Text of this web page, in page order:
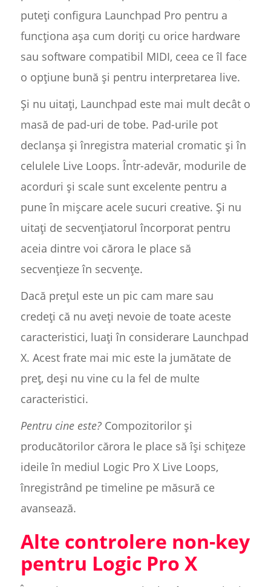
puteți configura Launchpad Pro pentru a
funcționa așa cum doriți cu orice hardware
sau software compatibil MIDI, ceea ce îl face
o opțiune bună și pentru interpretarea live.
Și nu uitați, Launchpad este mai mult decât o
masă de pad-uri de tobe. Pad-urile pot
declanșa și înregistra material cromatic și în
celulele Live Loops. Într-adevăr, modurile de
acorduri și scale sunt excelente pentru a
pune în mișcare acele sucuri creative. Și nu
uitați de secvențiatorul încorporat pentru
aceia dintre voi cărora le place să
secvențieze în secvențe.
Dacă prețul este un pic cam mare sau
credeți că nu aveți nevoie de toate aceste
caracteristici, luați în considerare Launchpad
X. Acest frate mai mic este la jumătate de
preț, deși nu vine cu la fel de multe
caracteristici.
Pentru cine este?Compozitorilor și
producătorilor cărora le place să își schițeze
ideile în mediul Logic Pro X Live Loops,
înregistrând pe timeline pe măsură ce
avansează.
Alte controlere non-key
pentru Logic Pro X